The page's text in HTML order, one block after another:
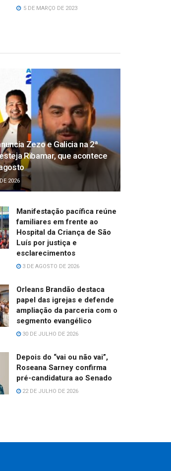
5 DE MARÇO DE 2023
Zezo e Galicia na 2ª
Ribamar, que acontece
2026
Manifestação pacífica reúne
familiares em frente ao
Hospital da Criança de São
Luís por justiça e
esclarecimentos
3 DE AGOSTO DE 2026
Orleans Brandão destaca
papel das igrejas e defende
ampliação da parceria com o
segmento evangélico
30 DE JULHO DE 2026
Depois do “vai ou não vai”,
Roseana Sarney confirma
pré-candidatura ao Senado
22 DE JULHO DE 2026